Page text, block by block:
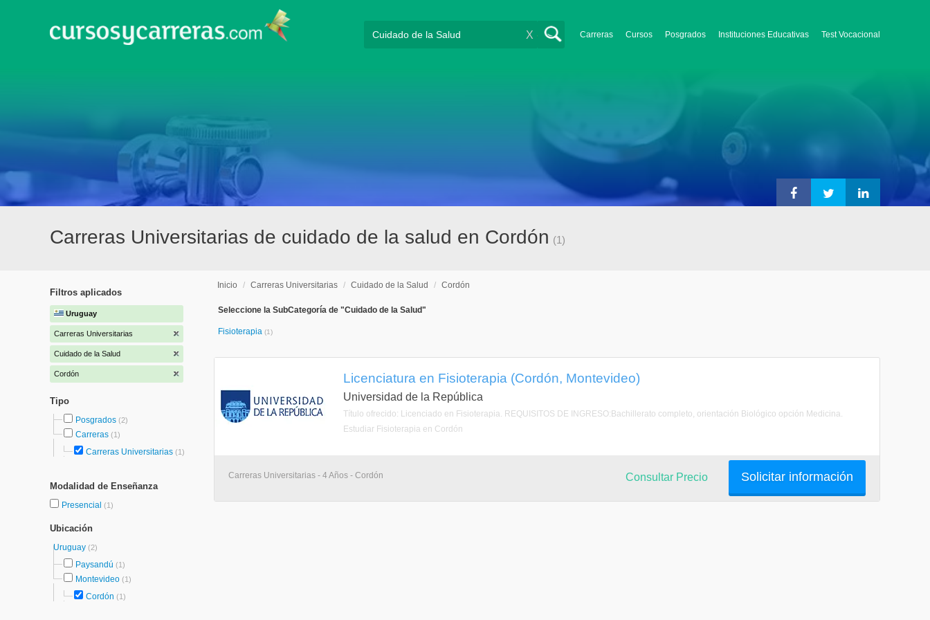
Carreras Cursos Posgrados Instituciones Educativas Test Vocacional
X
Carreras Universitarias de cuidado de la salud en Cordón (1)
Filtros aplicados
Uruguay
Carreras Universitarias
Cuidado de la Salud
Cordón
Tipo
Posgrados (2)
Carreras (1)
Carreras Universitarias (1)
Modalidad de Enseñanza
Presencial (1)
Ubicación
Uruguay (2)
Paysandú (1)
Montevideo (1)
Cordón (1)
Inicio / Carreras Universitarias / Cuidado de la Salud / Cordón
Seleccione la SubCategoría de "Cuidado de la Salud"
Fisioterapia (1)
Licenciatura en Fisioterapia (Cordón, Montevideo)
Universidad de la República
Título ofrecido: Licenciado en Fisioterapia. REQUISITOS DE INGRESO:Bachillerato completo, orientación Biológico opción Medicina.
Estudiar Fisioterapia en Cordón
Carreras Universitarias - 4 Años - Cordón Solicitar información
Consultar Precio